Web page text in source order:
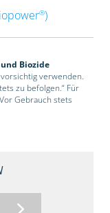
®)
Biozide
verwenden.
zu befolgen.“ Für
Gebrauch stets